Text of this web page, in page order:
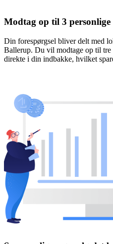
Modtag op til 3
Din forespørgsel bliver delt med
Ballerup. Du vil modtage op til
direkte i din indbakke, hvilket